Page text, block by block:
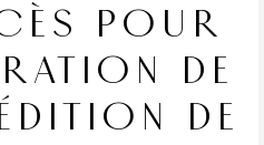
POUR
DE
DE